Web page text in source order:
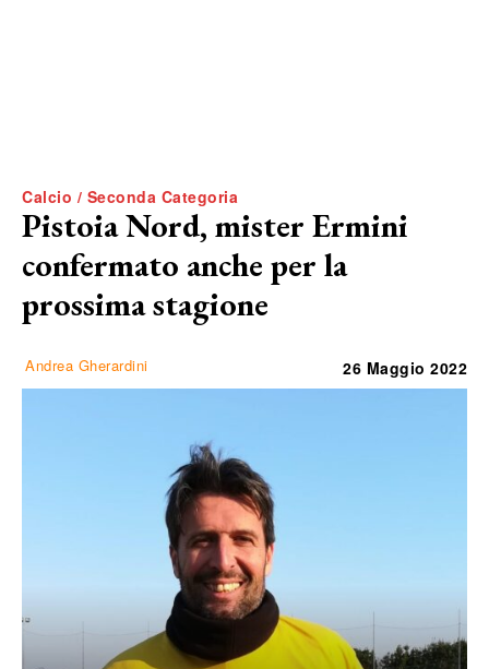
Calcio / Seconda Categoria
Pistoia Nord, mister Ermini
confermato anche per la
prossima stagione
Andrea Gherardini 26 Maggio 2022